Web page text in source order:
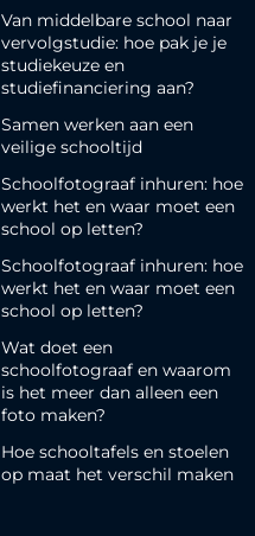
Van middelbare school naar
vervolgstudie: hoe pak je je
studiekeuze en
studiefinanciering aan?
Samen werken aan een
veilige schooltijd
Schoolfotograaf inhuren: hoe
werkt het en waar moet een
school op letten?
Schoolfotograaf inhuren: hoe
werkt het en waar moet een
school op letten?
Wat doet een
schoolfotograaf en waarom
is het meer dan alleen een
foto maken?
Hoe schooltafels en stoelen
op maat het verschil maken